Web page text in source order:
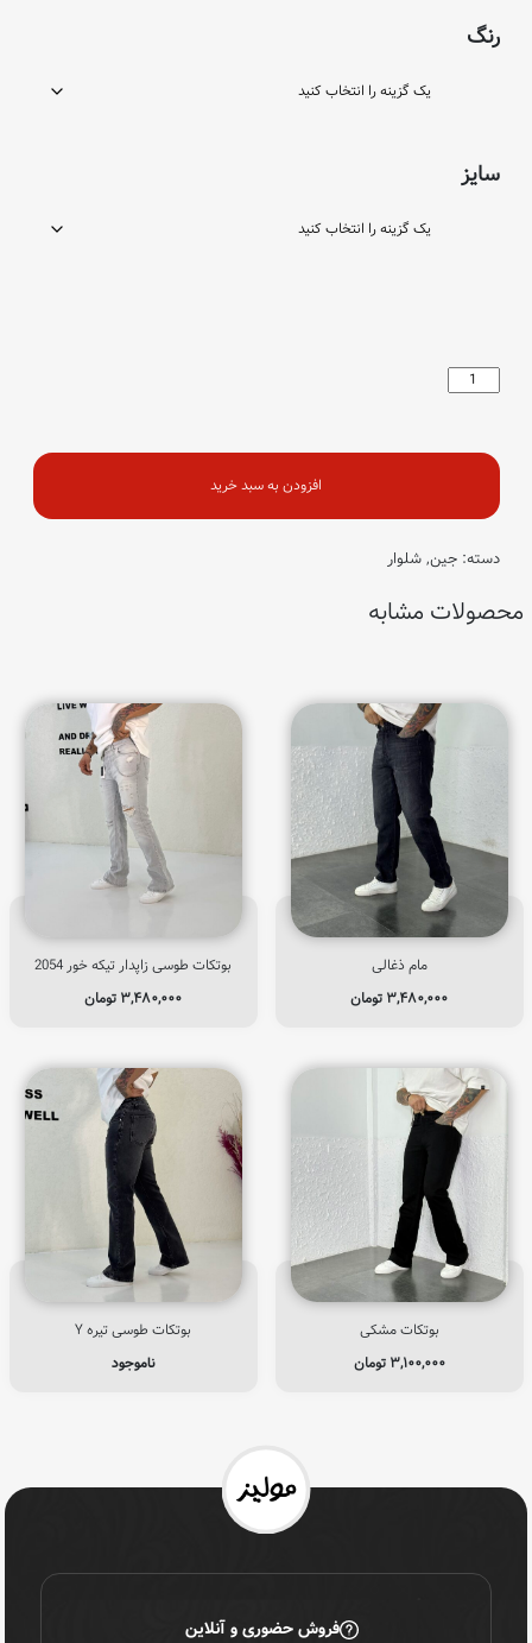
رنگ
سایز
مینی
سرمه
عدد
افزودن به سبد خرید
دسته:جین,شلوار
محصولات مشابه
مام ذغالی
۳,۴۸۰,۰۰۰ تومان
بوتکات طوسی زاپدار تیکه خور 2054
۳,۴۸۰,۰۰۰ تومان
بوتکات مشکی
۳,۱۰۰,۰۰۰ تومان
بوتکات طوسی تیره Y
ناموجود
فروش حضوری و آنلاین